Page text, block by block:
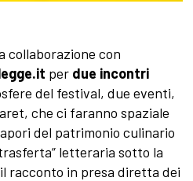
collaborazione con
per due incontri
del festival, due eventi,
che ci faranno spaziale
del patrimonio culinario
letteraria sotto la
racconto in presa diretta dei